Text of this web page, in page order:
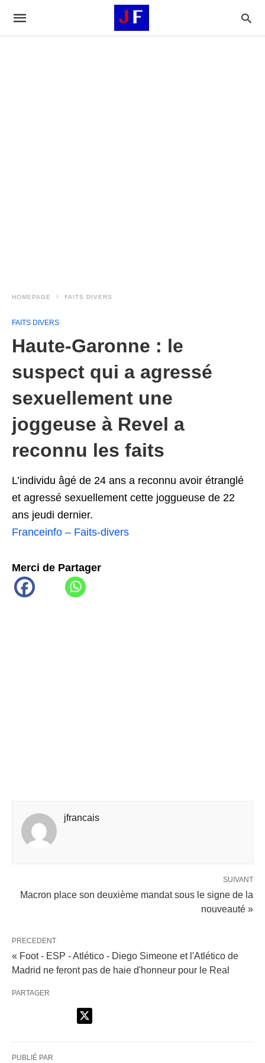
HOMEPAGE FAITS DIVERS
FAITS DIVERS
Haute-Garonne : le
suspect qui a agressé
sexuellement une
joggeuse à Revel a
reconnu les faits
L’individu âgé de 24 ans a reconnu avoir étranglé
et agressé sexuellement cette joggueuse de 22
ans jeudi dernier.
Franceinfo – Faits-divers
Merci de Partager
jfrancais
SUIVANT
Macron place son deuxième mandat sous le signe de la
nouveauté »
PRECEDENT
« Foot - ESP - Atlético - Diego Simeone et l'Atlético de
Madrid ne feront pas de haie d'honneur pour le Real
PARTAGER
PUBLIÉ PAR